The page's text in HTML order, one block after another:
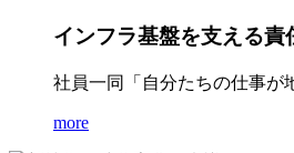
インフラ基盤を支える責
社員一同「自分たちの仕事が
more